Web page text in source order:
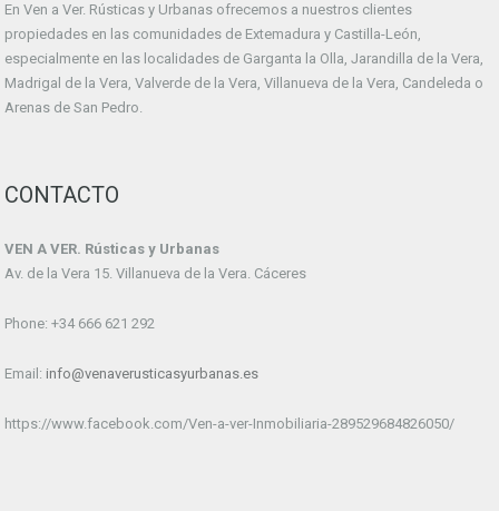
En Ven a Ver. Rústicas y Urbanas ofrecemos a nuestros clientes
propiedades en las comunidades de Extemadura y Castilla-León,
especialmente en las localidades de Garganta la Olla, Jarandilla de la Vera,
Madrigal de la Vera, Valverde de la Vera, Villanueva de la Vera, Candeleda o
Arenas de San Pedro.
CONTACTO
VEN A VER. Rústicas y Urbanas
Av. de la Vera 15. Villanueva de la Vera. Cáceres
Phone: +34 666 621 292
Email: info@venaverusticasyurbanas.es
https://www.facebook.com/Ven-a-ver-Inmobiliaria-289529684826050/